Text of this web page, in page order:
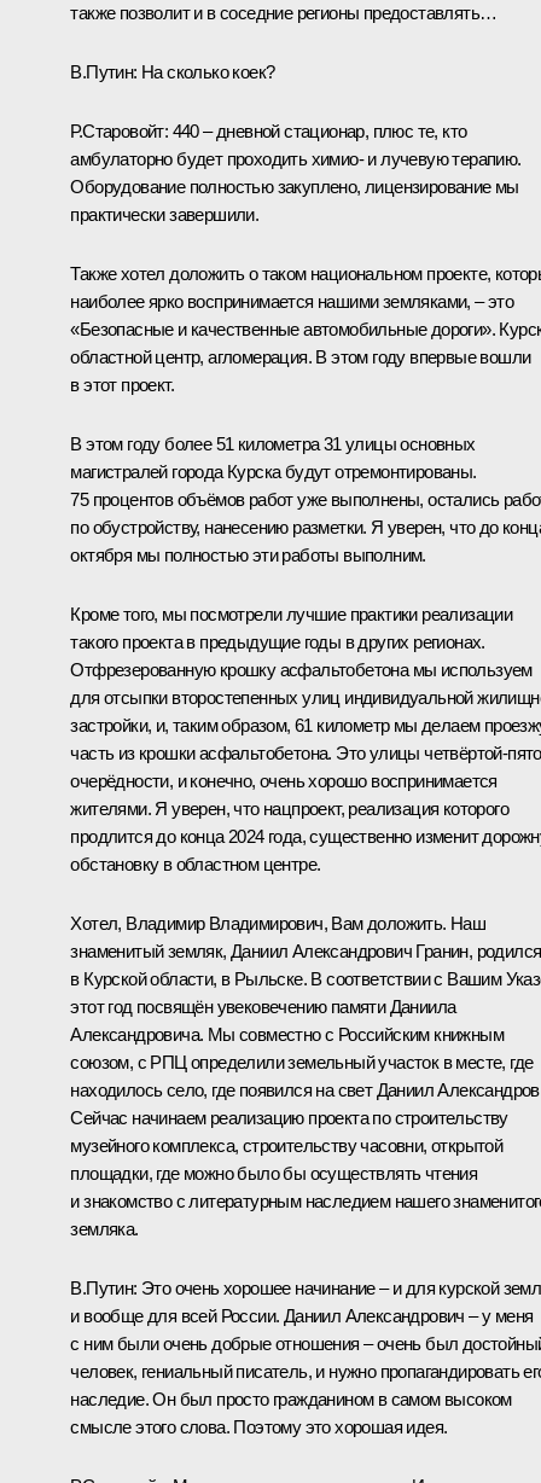
также позволит и в соседние регионы предоставлять…
В.Путин: На сколько коек?
Р.Старовойт: 440 – дневной стационар, плюс те, кто
амбулаторно будет проходить химио- и лучевую терапию.
Оборудование полностью закуплено, лицензирование мы
практически завершили.
Также хотел доложить о таком национальном проекте,
наиболее ярко воспринимается нашими земляками, – это
«Безопасные и качественные автомобильные дороги».
областной центр, агломерация. В этом году впервые вошли
в этот проект.
В этом году более 51 километра 31 улицы основных
магистралей города Курска будут отремонтированы.
75 процентов объёмов работ уже выполнены, остались
по обустройству, нанесению разметки. Я уверен, что до
октября мы полностью эти работы выполним.
Кроме того, мы посмотрели лучшие практики реализации
такого проекта в предыдущие годы в других регионах.
Отфрезерованную крошку асфальтобетона мы используем
для отсыпки второстепенных улиц индивидуальной
застройки, и, таким образом, 61 километр мы делаем
часть из крошки асфальтобетона. Это улицы четвёртой-
очерёдности, и конечно, очень хорошо воспринимается
жителями. Я уверен, что нацпроект, реализация которого
продлится до конца 2024 года, существенно изменит
обстановку в областном центре.
Хотел, Владимир Владимирович, Вам доложить. Наш
знаменитый земляк, Даниил Александрович Гранин, родился
в Курской области, в Рыльске. В соответствии с Вашим
этот год посвящён увековечению памяти Даниила
Александровича. Мы совместно с Российским книжным
союзом, с РПЦ определили земельный участок в месте, где
находилось село, где появился на свет Даниил
Сейчас начинаем реализацию проекта по строительству
музейного комплекса, строительству часовни, открытой
площадки, где можно было бы осуществлять чтения
и знакомство с литературным наследием нашего
земляка.
В.Путин: Это очень хорошее начинание – и для курской
и вообще для всей России. Даниил Александрович – у меня
с ним были очень добрые отношения – очень был
человек, гениальный писатель, и нужно пропагандировать
наследие. Он был просто гражданином в самом высоком
смысле этого слова. Поэтому это хорошая идея.